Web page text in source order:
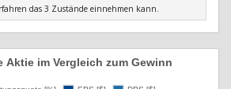
das 3 Zustände einnehmen kann.